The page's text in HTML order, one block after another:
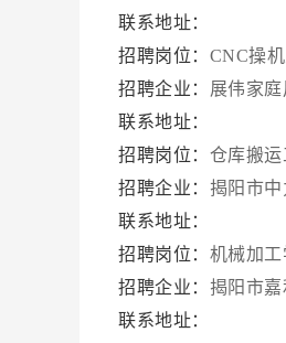
联系地址：
招聘岗位： CNC操
招聘企业： 展伟家
联系地址：
招聘岗位： 仓库搬运
招聘企业： 揭阳市
联系地址：
招聘岗位： 机械加工
招聘企业： 揭阳市嘉
联系地址：